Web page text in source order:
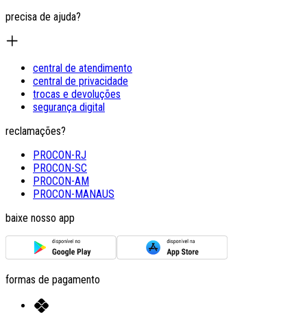
precisa de ajuda?
central de atendimento
central de privacidade
trocas e devoluções
segurança digital
reclamações?
PROCON-RJ
PROCON-SC
PROCON-AM
PROCON-MANAUS
baixe nosso app
formas de pagamento